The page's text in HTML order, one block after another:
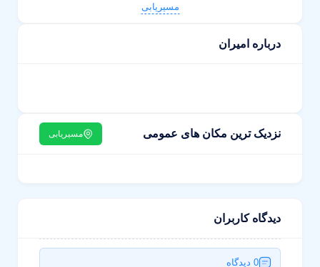
مسیریابی
درباره امیران
نزدیک ترین مکان های عمومی مسیریابی
دیدگاه کاربران
0 دیدگاه